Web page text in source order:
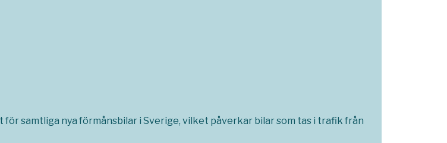
samtliga nya förmånsbilar i Sverige, vilket påverkar bilar som tas i trafik från